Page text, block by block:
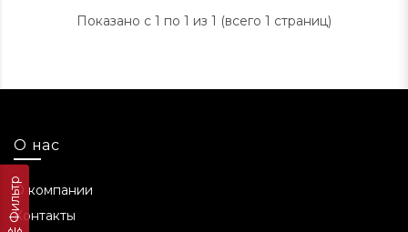
Фильтр
Показано с 1 по 1 из 1 (всего 1 страниц)
О нас
О компании
Контакты